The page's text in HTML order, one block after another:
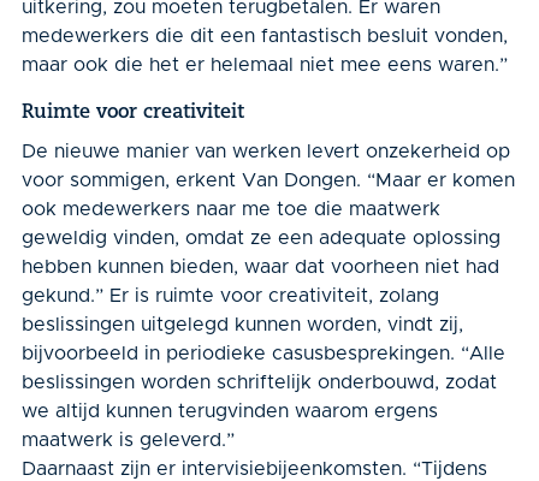
uitkering, zou moeten terugbetalen. Er waren
medewerkers die dit een fantastisch besluit vonden,
maar ook die het er helemaal niet mee eens waren.”
Ruimte voor creativiteit
De nieuwe manier van werken levert onzekerheid op
voor sommigen, erkent Van Dongen. “Maar er komen
ook medewerkers naar me toe die maatwerk
geweldig vinden, omdat ze een adequate oplossing
heb­ben kunnen bieden, waar dat voorheen niet had
gekund.” Er is ruimte voor crea­tiviteit, zolang
beslissingen uitgelegd kunnen worden, vindt zij,
bijvoorbeeld in pe­riodieke casusbesprekingen. “Alle
beslissingen worden schriftelijk onderbouwd, zodat
we altijd kunnen terugvinden waarom ergens
maatwerk is geleverd.”
Daarnaast zijn er intervisiebijeenkomsten. “Tijdens